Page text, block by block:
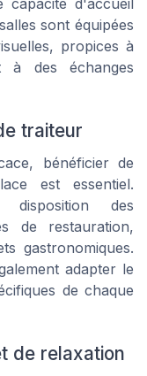
sont équipées
propices à
à des échanges
traiteur
bénéficier de
est essentiel.
des
de restauration,
gastronomiques.
adapter le
de chaque
de relaxation